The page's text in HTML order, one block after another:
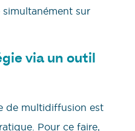
sur
via un outil
de multidiffusion est
Pour ce faire,